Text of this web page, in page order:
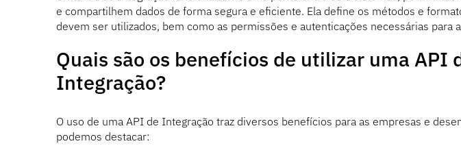
e compartilhem dados de forma segura e eficiente. Ela define os métodos e
devem ser utilizados, bem como as permissões e autenticações necessárias para
Quais são os benefícios de utilizar uma API
Integração?
O uso de uma API de Integração traz diversos benefícios para as empresas e
podemos destacar: